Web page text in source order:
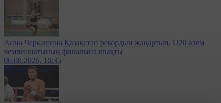
Анна Черкашина Қазақстан рекордын жаңартып, U20 әлем
чемпионатының финалына шықты
06.08.2026, 16:35